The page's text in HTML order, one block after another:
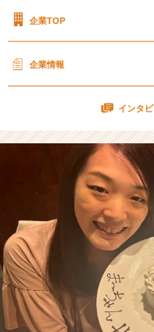
の
婚
＆
i
r
t
h
d
a
y
お
祝
い
♡
【株
企業TOP
企業情報
インタ